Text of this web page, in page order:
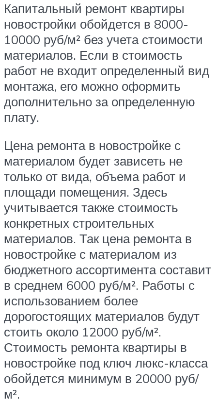
Капитальный ремонт квартиры
новостройки обойдется в 8000-
10000 руб/м² без учета стоимости
материалов. Если в стоимость
работ не входит определенный вид
монтажа, его можно оформить
дополнительно за определенную
плату.
Цена ремонта в новостройке с
материалом будет зависеть не
только от вида, объема работ и
площади помещения. Здесь
учитывается также стоимость
конкретных строительных
материалов. Так цена ремонта в
новостройке с материалом из
бюджетного ассортимента составит
в среднем 6000 руб/м². Работы с
использованием более
дорогостоящих материалов будут
стоить около 12000 руб/м².
Стоимость ремонта квартиры в
новостройке под ключ люкс-класса
обойдется минимум в 20000 руб/
м².